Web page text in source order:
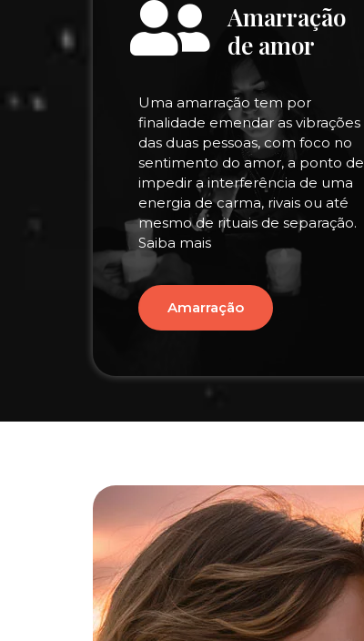
Amarração
de amor
Uma amarração tem por
finalidade emendar as vibrações
das duas pessoas, com foco no
sentimento do amor, a ponto de
impedir a interferência de uma
energia de carma, rivais ou até
mesmo de rituais de separação.
Saiba mais
Amarração